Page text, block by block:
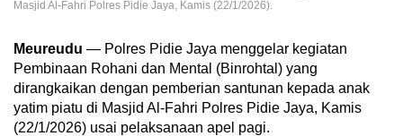
Masjid Al-Fahri Polres Pidie Jaya, Kamis (22/1/2026).
Meureudu — Polres Pidie Jaya menggelar kegiatan
Pembinaan Rohani dan Mental (Binrohtal) yang
dirangkaikan dengan pemberian santunan kepada anak
yatim piatu di Masjid Al-Fahri Polres Pidie Jaya, Kamis
(22/1/2026) usai pelaksanaan apel pagi.